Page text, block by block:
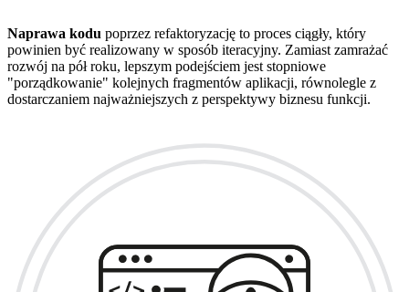
Naprawa kodu poprzez refaktoryzację to proces ciągły, który
powinien być realizowany w sposób iteracyjny. Zamiast zamrażać
rozwój na pół roku, lepszym podejściem jest stopniowe
"porządkowanie" kolejnych fragmentów aplikacji, równolegle z
dostarczaniem najważniejszych z perspektywy biznesu funkcji.